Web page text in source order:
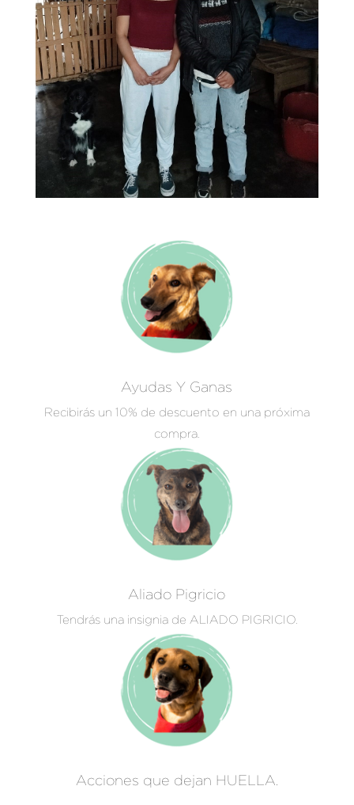
Ayudas Y Ganas
Recibirás un 10% de descuento en una próxima
compra.
Aliado Pigricio
Tendrás una insignia de ALIADO PIGRICIO.
Acciones que dejan HUELLA.